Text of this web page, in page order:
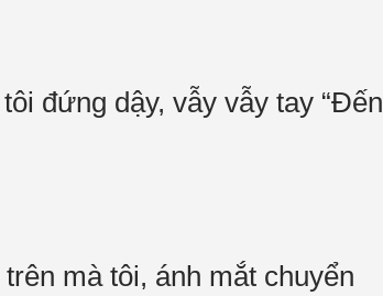
đứng dậy, vẫy vẫy tay “Đến
mà tôi, ánh mắt chuyển